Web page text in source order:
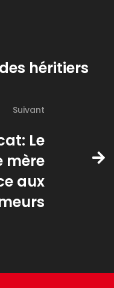
héritiers
Suivant
Le
mère
aux